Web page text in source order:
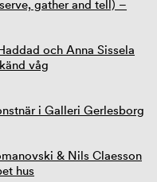
gather and tell) –
och Anna Sissela
våg
i Galleri Gerlesborg
& Nils Claesson
hus